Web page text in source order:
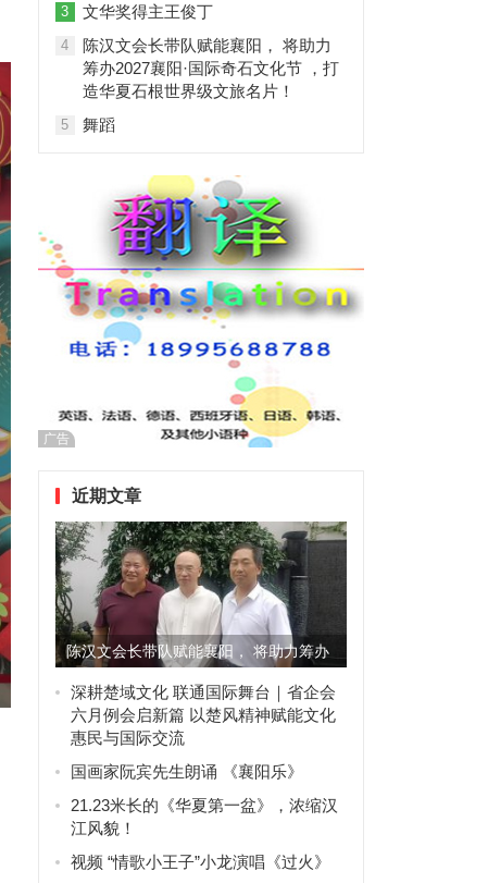
3 文华奖得主王俊丁
4
陈汉文会长带队赋能襄阳， 将助力
筹办2027襄阳·国际奇石文化节 ，打
造华夏石根世界级文旅名片！
5 舞蹈
广告
近期文章
陈汉文会长带队赋能襄阳， 将助力筹办
2027襄阳·国际奇石文...
深耕楚域文化 联通国际舞台｜省企会
六月例会启新篇 以楚风精神赋能文化
惠民与国际交流
国画家阮宾先生朗诵 《襄阳乐》
21.23米长的《华夏第一盆》，浓缩汉
江风貌！
视频 “情歌小王子”小龙演唱《过火》